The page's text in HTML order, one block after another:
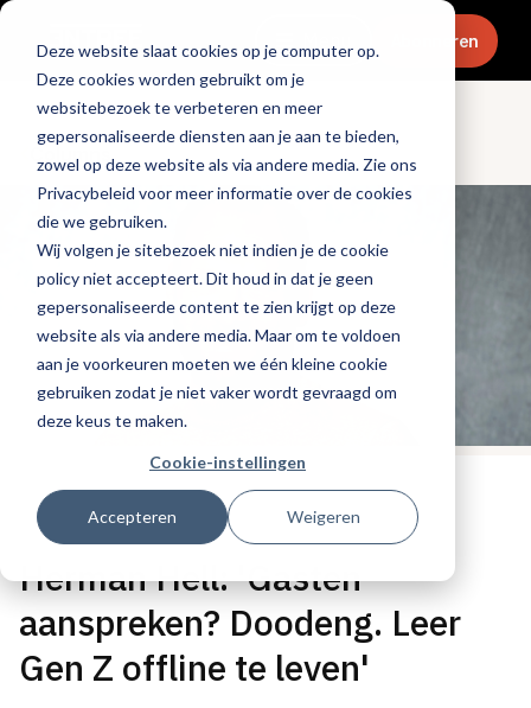
Deze website slaat cookies op je computer op.
Deze cookies worden gebruikt om je
websitebezoek te verbeteren en meer
gepersonaliseerde diensten aan je aan te bieden,
zowel op deze website als via andere media. Zie ons
Privacybeleid voor meer informatie over de cookies
die we gebruiken.
Wij volgen je sitebezoek niet indien je de cookie
policy niet accepteert. Dit houd in dat je geen
gepersonaliseerde content te zien krijgt op deze
website als via andere media. Maar om te voldoen
aan je voorkeuren moeten we één kleine cookie
gebruiken zodat je niet vaker wordt gevraagd om
deze keus te maken.
Cookie-instellingen
Accepteren Weigeren
Menu Abonneren
Columns
Tags:personeel
Gepubliceerd op: 19 juli 2024
Herman Hell: 'Gasten
aanspreken? Doodeng. Leer
Gen Z offline te leven'